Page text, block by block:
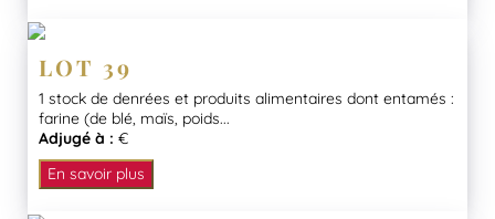
LOT 39
1 stock de denrées et produits alimentaires dont entamés :
farine (de blé, maïs, poids...
Adjugé à : €
En savoir plus